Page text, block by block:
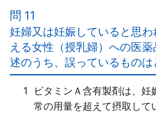
ｂ○
ｃ○
ｄ○
問 11
妊婦又は妊娠していると思
える女性（授乳婦）への医
述のうち、誤っているものは
1
ビタミンＡ含有製剤は、妊
常の用量を超えて摂取して